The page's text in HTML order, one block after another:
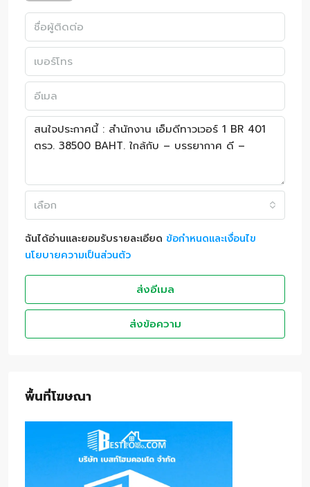
เลือก
ฉันได้อ่านและยอมรับรายละเอียด ข้อกำหนดและเงื่อนไข
นโยบายความเป็นส่วนตัว
ส่งอีเมล
ส่งข้อความ
พื้นที่โฆษณา